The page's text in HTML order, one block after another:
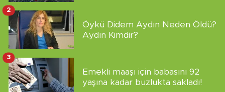
Öykü Didem Aydın Neden Öldü?
Aydın Kimdir?
2
Emekli maaşı için babasını 92
yaşına kadar buzlukta sakladı!
3